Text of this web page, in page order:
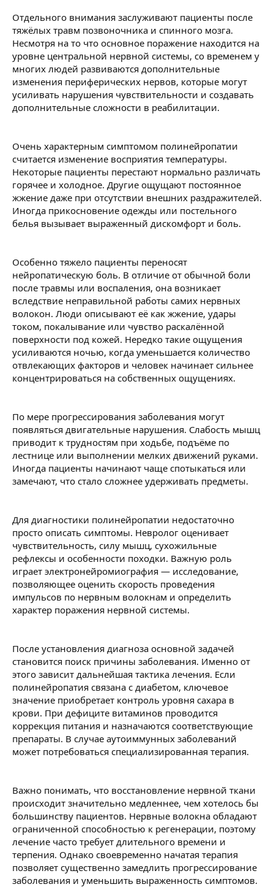
Отдельного внимания заслуживают пациенты после
тяжёлых травм позвоночника и спинного мозга.
Несмотря на то что основное поражение находится на
уровне центральной нервной системы, со временем у
многих людей развиваются дополнительные
изменения периферических нервов, которые могут
усиливать нарушения чувствительности и создавать
дополнительные сложности в реабилитации.
Очень характерным симптомом полинейропатии
считается изменение восприятия температуры.
Некоторые пациенты перестают нормально различать
горячее и холодное. Другие ощущают постоянное
жжение даже при отсутствии внешних раздражителей.
Иногда прикосновение одежды или постельного
белья вызывает выраженный дискомфорт и боль.
Особенно тяжело пациенты переносят
нейропатическую боль. В отличие от обычной боли
после травмы или воспаления, она возникает
вследствие неправильной работы самих нервных
волокон. Люди описывают её как жжение, удары
током, покалывание или чувство раскалённой
поверхности под кожей. Нередко такие ощущения
усиливаются ночью, когда уменьшается количество
отвлекающих факторов и человек начинает сильнее
концентрироваться на собственных ощущениях.
По мере прогрессирования заболевания могут
появляться двигательные нарушения. Слабость мышц
приводит к трудностям при ходьбе, подъёме по
лестнице или выполнении мелких движений руками.
Иногда пациенты начинают чаще спотыкаться или
замечают, что стало сложнее удерживать предметы.
Для диагностики полинейропатии недостаточно
просто описать симптомы. Невролог оценивает
чувствительность, силу мышц, сухожильные
рефлексы и особенности походки. Важную роль
играет электронейромиография — исследование,
позволяющее оценить скорость проведения
импульсов по нервным волокнам и определить
характер поражения нервной системы.
После установления диагноза основной задачей
становится поиск причины заболевания. Именно от
этого зависит дальнейшая тактика лечения. Если
полинейропатия связана с диабетом, ключевое
значение приобретает контроль уровня сахара в
крови. При дефиците витаминов проводится
коррекция питания и назначаются соответствующие
препараты. В случае аутоиммунных заболеваний
может потребоваться специализированная терапия.
Важно понимать, что восстановление нервной ткани
происходит значительно медленнее, чем хотелось бы
большинству пациентов. Нервные волокна обладают
ограниченной способностью к регенерации, поэтому
лечение часто требует длительного времени и
терпения. Однако своевременно начатая терапия
позволяет существенно замедлить прогрессирование
заболевания и уменьшить выраженность симптомов.